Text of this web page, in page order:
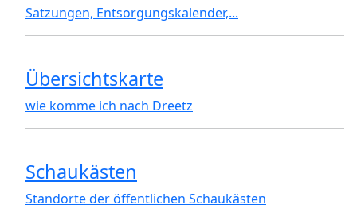
Satzungen, Entsorgungskalender,...
Übersichtskarte
wie komme ich nach Dreetz
Schaukästen
Standorte der öffentlichen Schaukästen